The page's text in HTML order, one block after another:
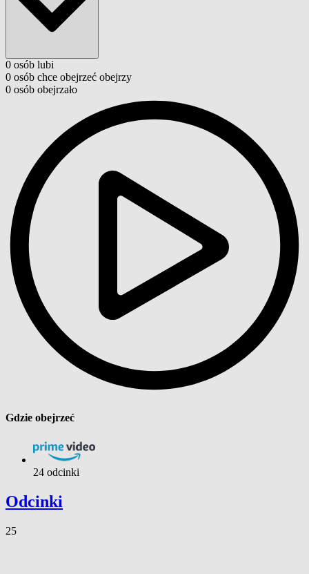
0 osób lubi
0 osób chce obejrzeć obejrzy
0 osób obejrzało
Gdzie obejrzeć
24 odcinki
Odcinki
25